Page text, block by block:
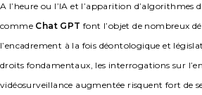
A l’heure ou l’IA et l’apparition d’algorithmes
comme Chat GPT font l’objet de nombreux
l’encadrement à la fois déontologique et
droits fondamentaux, les interrogations sur
vidéosurveillance augmentée risquent fort de